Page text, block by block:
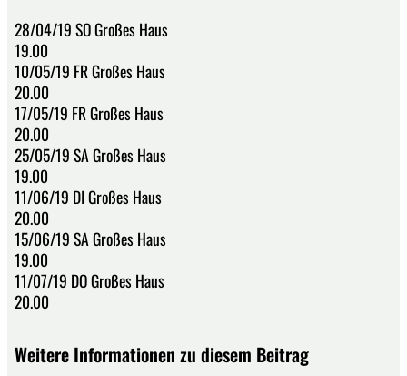
28/04/19 SO Großes Haus
19.00
10/05/19 FR Großes Haus
20.00
17/05/19 FR Großes Haus
20.00
25/05/19 SA Großes Haus
19.00
11/06/19 DI Großes Haus
20.00
15/06/19 SA Großes Haus
19.00
11/07/19 DO Großes Haus
20.00
Weitere Informationen zu diesem Beitrag